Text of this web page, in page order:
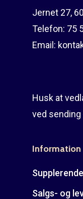
Jernet 27,
Telefon: 75
Email:
Husk at
ved
Information
Salgs- og